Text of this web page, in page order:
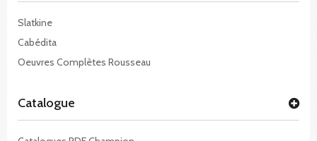
Slatkine
Cabédita
Oeuvres Complètes Rousseau
Catalogue